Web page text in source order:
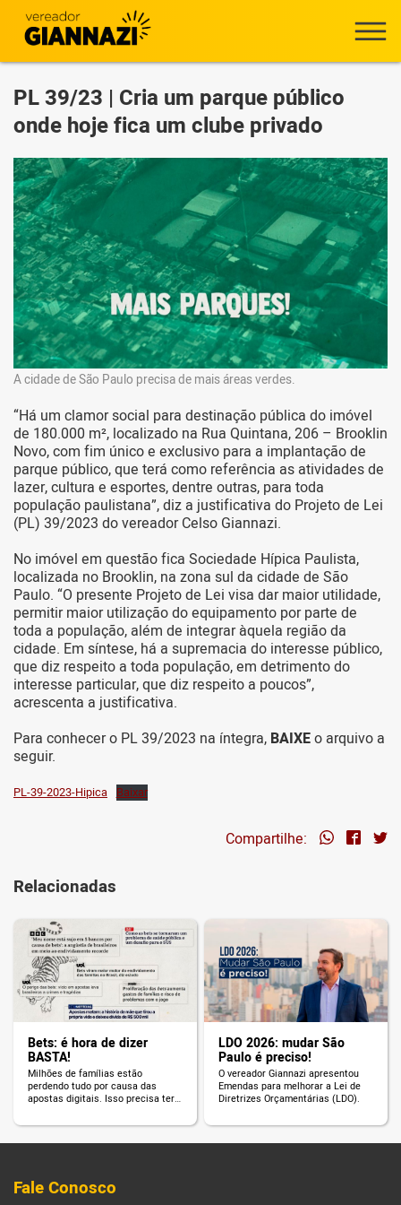
PL 39/23 | Cria um parque público
onde hoje fica um clube privado
A cidade de São Paulo precisa de mais áreas verdes.
“Há um clamor social para destinação pública do imóvel
de 180.000 m², localizado na Rua Quintana, 206 – Brooklin
Novo, com fim único e exclusivo para a implantação de
parque público, que terá como referência as atividades de
lazer, cultura e esportes, dentre outras, para toda
população paulistana”, diz a justificativa do Projeto de Lei
(PL) 39/2023 do vereador Celso Giannazi.
No imóvel em questão fica Sociedade Hípica Paulista,
localizada no Brooklin, na zona sul da cidade de São
Paulo. “O presente Projeto de Lei visa dar maior utilidade,
permitir maior utilização do equipamento por parte de
toda a população, além de integrar àquela região da
cidade. Em síntese, há a supremacia do interesse público,
que diz respeito a toda população, em detrimento do
interesse particular, que diz respeito a poucos”,
acrescenta a justificativa.
Para conhecer o PL 39/2023 na íntegra, BAIXEo arquivo a
seguir.
PL-39-2023-Hipica Baixar
Compartilhe:
Relacionadas
Bets: é hora de dizer
BASTA!
Milhões de famílias estão
perdendo tudo por causa das
apostas digitais. Isso precisa ter
LDO 2026: mudar São
Paulo é preciso!
O vereador Giannazi apresentou
Emendas para melhorar a Lei de
Diretrizes Orçamentárias (LDO).
Fale Conosco